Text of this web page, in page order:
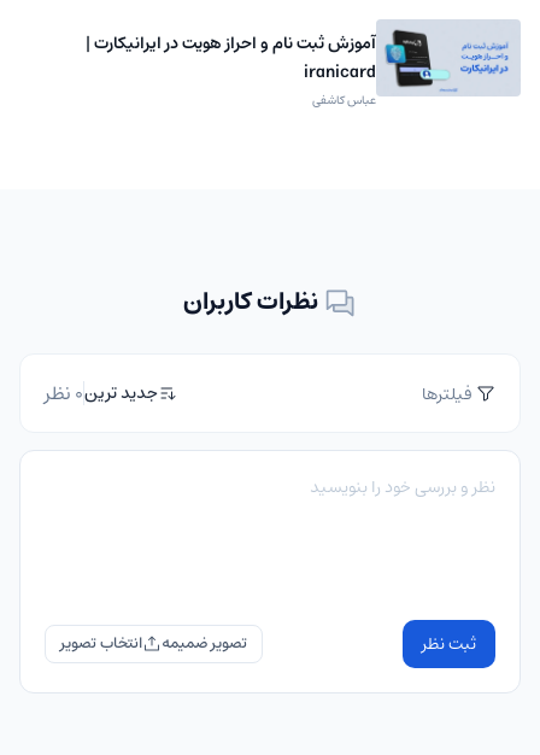
آموزش ثبت نام و احراز هویت در ایرانیکارت |
iranicard
عباس کاشفی
نظرات کاربران
فیلترها جدید ترین0 نظر
ثبت نظر تصویر ضمیمه